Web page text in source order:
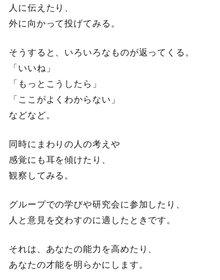
人に伝えたり、
外に向かって投げてみる。
そうすると、いろいろなものが返ってくる。
「いいね」
「もっとこうしたら」
「ここがよくわからない」
などなど。
同時にまわりの人の考えや
感覚にも耳を傾けたり、
観察してみる。
グループでの学びや研究会に参加したり、
人と意見を交わすのに適したときです。
それは、あなたの能力を高めたり、
あなたの才能を明らかにします。